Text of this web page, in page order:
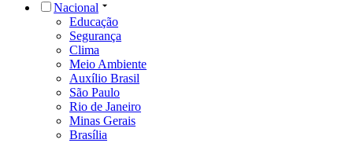
Nacional
Educação
Segurança
Clima
Meio Ambiente
Auxílio Brasil
São Paulo
Rio de Janeiro
Minas Gerais
Brasília